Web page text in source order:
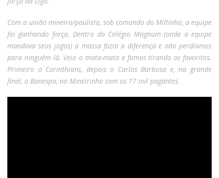
Com a união mineira/paulista, sob comando do Miltinho, a equipe
foi ganhando força. Dentro do Colégio Magnum (onde a equipe
mandava seus jogos) a massa fazia a diferença e não perdíamos
para ninguém lá. Veio o mata-mata e fomos tirando os favoritos.
Primeiro o Corinthians, depois o Carlos Barbosa e, na grande
final, o Banespa, no Mineirinho com os 17 mil pagantes.